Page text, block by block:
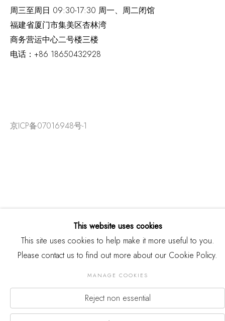
周三至周日 09:30-17:30 周一、周二闭馆
福建省厦门市集美区杏林湾
商务营运中心二号楼三楼
电话： +86 18650432928
京ICP备07016948号-1
版权 2026 THREE SHADOWS
网页支持 ARTLOGIC
This website uses cookies
This site uses cookies to help make it more useful to you.
Please contact us to find out more about our Cookie Policy.
MANAGE COOKIES
Reject non essential